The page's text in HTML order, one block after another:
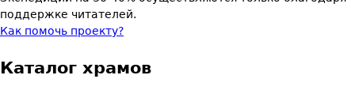
поддержке читателей.
Как помочь проекту?
Каталог храмов